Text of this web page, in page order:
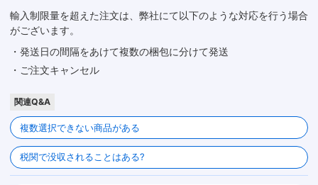
輸入制限量を超えた注文は、弊社にて以下のような対応を行う場合
がございます。
・発送日の間隔をあけて複数の梱包に分けて発送
・ご注文キャンセル
関連Q&A
複数選択できない商品がある
税関で没収されることはある?